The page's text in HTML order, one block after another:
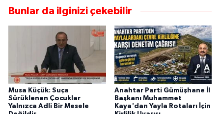
Bunlar da ilginizi çekebilir
Musa Küçük: Suça
Sürüklenen Çocuklar
Yalnızca Adli Bir Mesele
Anahtar Parti Gümüşhane İl
Başkanı Muhammet
Kaya'dan Yayla Rotaları İçin